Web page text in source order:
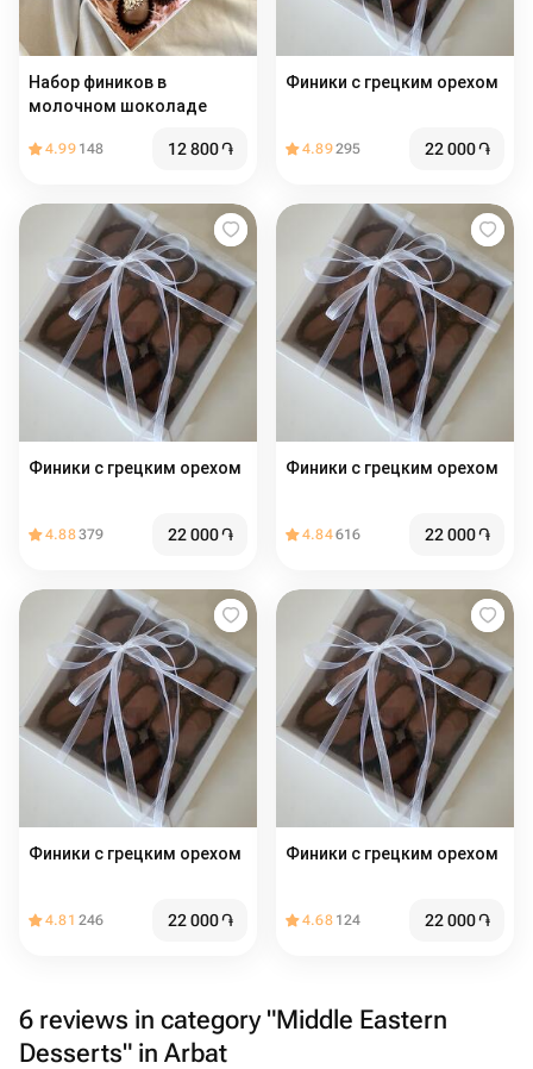
Набор фиников в
молочном шоколаде
4.99 148 12 800֏
Финики с грецким орехом
4.89295 22 000֏
Финики с грецким орехом
4.88379 22 000֏
Финики с грецким орехом
4.84616 22 000֏
Финики с грецким орехом
4.81 246 22 000֏
Финики с грецким орехом
4.68 124 22 000֏
6 reviews in category "Middle Eastern
Desserts" in Arbat